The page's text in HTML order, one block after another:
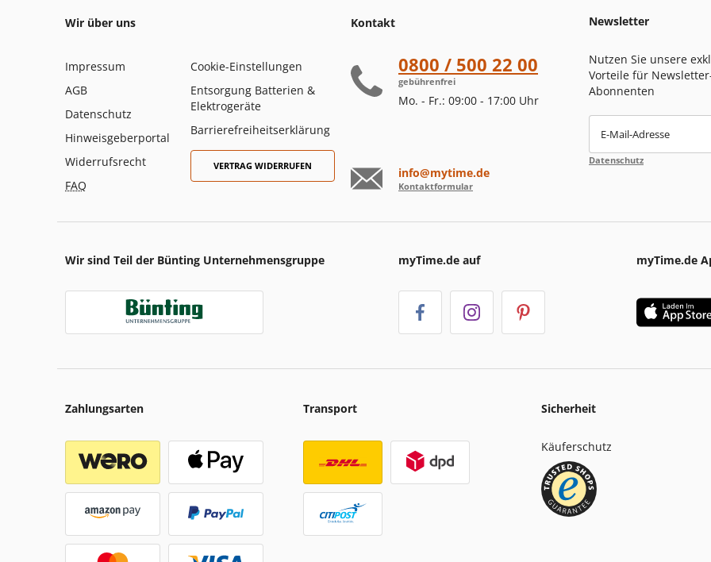
Wir über uns
Impressum
AGB
Datenschutz
Hinweisgeberportal
Widerrufsrecht
FAQ
Cookie-Einstellungen
Entsorgung Batterien &
Elektrogeräte
Barrierefreiheitserklärung
VERTRAG WIDERRUFEN
Kontakt
0800 / 500 22 00
gebührenfrei
Mo. - Fr.: 09:00 - 17:00 Uhr
info@mytime.de
Kontaktformular
Newsletter
Nutzen Sie unsere
Vorteile für
Abonnenten
E-Mail-Adresse
Datenschutz
Wir sind Teil der Bünting Unternehmensgruppe myTime.de auf myTime.de
Zahlungsarten Transport Sicherheit
Käuferschutz